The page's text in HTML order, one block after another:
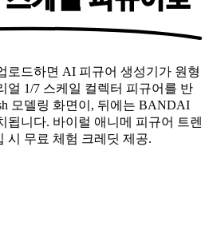
로드하면 AI 피규어 생성기가 원형
얼 1/7 스케일 컬렉터 피규어를 반
모델링 화면이, 뒤에는 BANDAI
됩니다. 바이럴 애니메 피규어 트렌
시 무료 체험 크레딧 제공.